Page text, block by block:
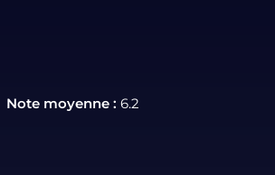
Note moyenne : 6.2